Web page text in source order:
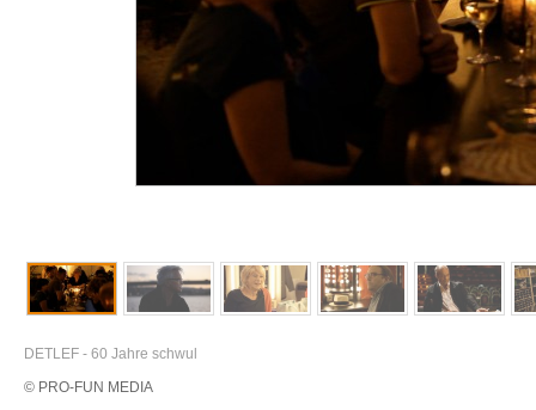
DETLEF - 60 Jahre schwul
© PRO-FUN MEDIA